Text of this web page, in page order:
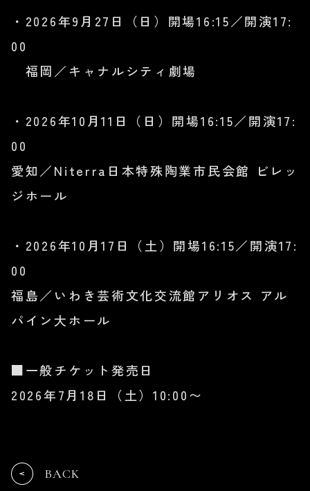
・2026年9月27日（日）開場16:15／開演17:
00
福岡／キャナルシティ劇場
・2026年10月11日（日）開場16:15／開演17:
00
愛知／Niterra日本特殊陶業市民会館 ビレッ
ジホール
・2026年10月17日（土）開場16:15／開演17:
00
福島／いわき芸術文化交流館アリオス アル
パイン大ホール
■一般チケット発売日
2026年7月18日（土）10:00〜
BACK